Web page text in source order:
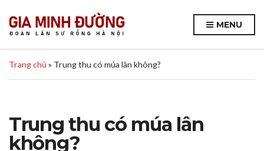
MENU
Trang chủ » Trung thu có múa lân không?
Trung thu có múa lân
không?